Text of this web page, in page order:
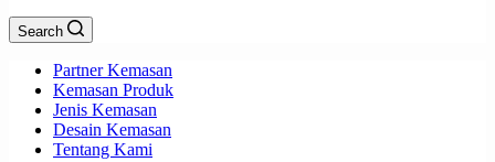
Search
Partner Kemasan
Kemasan Produk
Jenis Kemasan
Desain Kemasan
Tentang Kami